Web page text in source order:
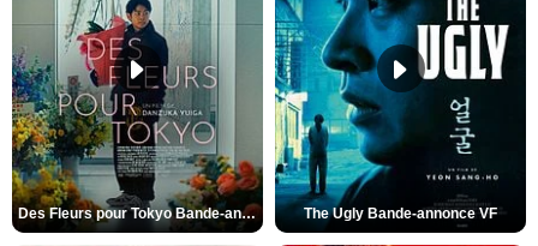
Des Fleurs pour Tokyo Bande-annonce VO STFR The Ugly Bande-annonce VF